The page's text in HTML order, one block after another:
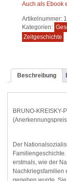
Auch als Ebook
Artikelnummer:
Kategorien:
Zeitgeschichte
Beschreibung
BRUNO-KREISKY-
Der
erstmals, wie der
Nachkriegsfamilien